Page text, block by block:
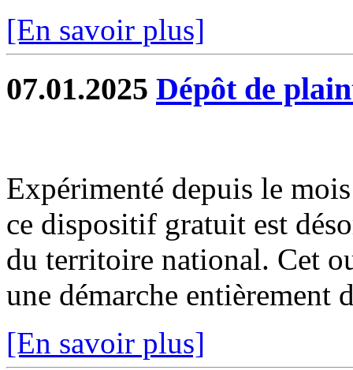
[En savoir plus]
07.01.2025 Dépôt de
Expérimenté depuis le
ce dispositif gratuit est
du territoire national. Cet
une démarche entièrement
[En savoir plus]